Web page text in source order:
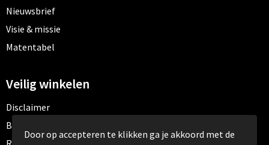
Nieuwsbrief
Visie & missie
Matentabel
Veilig winkelen
Disclaimer
Betaalmethoden
Door op accepteren te klikken ga je akkoord met de